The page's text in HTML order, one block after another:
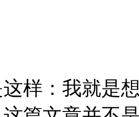
：我就是想